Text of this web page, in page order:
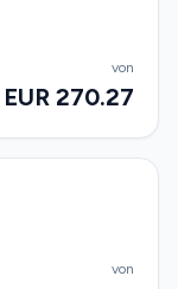
von
EUR 270.27
von